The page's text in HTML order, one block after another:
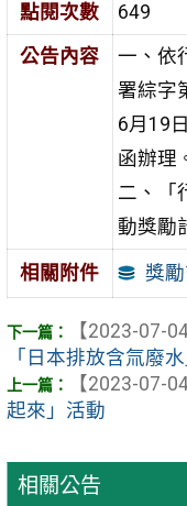
相關公告
點閱次數
649
公告內容
一、依
署綜字
6月19
函辦理
二、「
動獎勵
相關附件 獎
【2023-07-04
「日本排放含氚廢
【2023-07-04
起來」活動